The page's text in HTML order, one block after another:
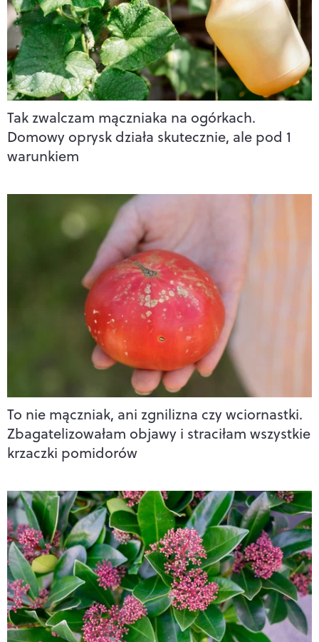
Tak zwalczam mączniaka na ogórkach.
Domowy oprysk działa skutecznie, ale pod 1
warunkiem
To nie mączniak, ani zgnilizna czy wciornastki.
Zbagatelizowałam objawy i straciłam wszystkie
krzaczki pomidorów